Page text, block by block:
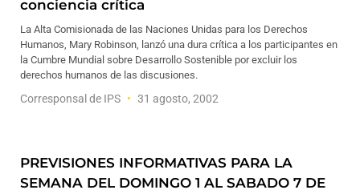
conciencia crítica
La Alta Comisionada de las Naciones Unidas para los Derechos
Humanos, Mary Robinson, lanzó una dura crítica a los participantes en
la Cumbre Mundial sobre Desarrollo Sostenible por excluir los
derechos humanos de las discusiones.
Corresponsal de IPS 31 agosto, 2002
PREVISIONES INFORMATIVAS PARA LA
SEMANA DEL DOMINGO 1 AL SABADO 7 DE